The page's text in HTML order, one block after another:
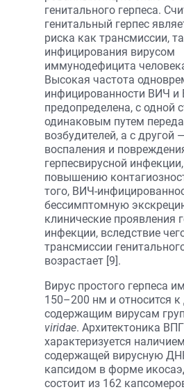
генитального герпеса.
генитальный герпес
риска как трансмиссии,
инфицирования вирусом
иммунодефицита
Высокая частота
инфицированности ВИЧ и
предопределена, с одной
одинаковым путем
возбудителей, а с другой
воспаления и
герпесвирусной
повышению
того, ВИЧ-
бессимптомную
клинические проявления
инфекции, вследствие
трансмиссии
возрастает [9].
Вирус простого герпеса
150–200 нм и относится
содержащим вирусам
viridae. Архитектоника ВПГ
характеризуется
содержащей вирусную
капсидом в форме
состоит из 162